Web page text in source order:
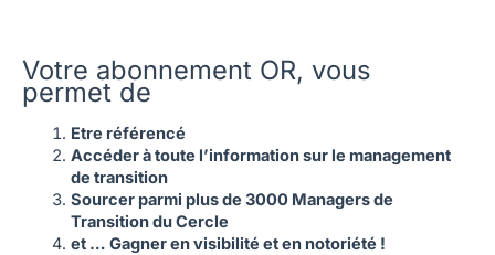
Votre abonnement OR, vous
permet de
Etre référencé
Accéder à toute l’information sur le management
de transition
Sourcer parmi plus de 3000 Managers de
Transition du Cercle
et … Gagner en visibilité et en notoriété !